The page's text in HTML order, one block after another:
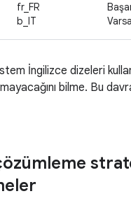
fr_FR
b_IT
İngilizce dizeleri
bilme. Bu